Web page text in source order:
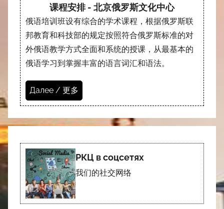
课程安排 - 北京俄罗斯文化中心
俄语培训班设有综合的学术课程，根据俄罗斯联
邦教育和科技部的规定按照符合俄罗斯标准的对
外俄语教学方式全面和系统的授课，从最基本的
俄语学习到掌握丰富的语言词汇和语法。
Далее / 更多
РКЦ в соцсетях
我们的社交网络